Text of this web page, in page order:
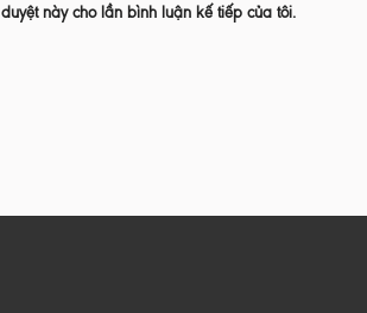
này cho lần bình luận kế tiếp của tôi.